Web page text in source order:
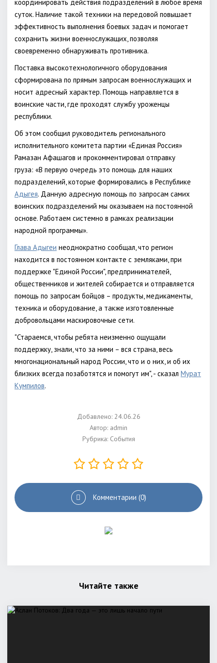
Добавлено: 24.06.26
Автор: admin
Рубрика: События
Комментарии (0)
координировать действия подразделений в любое время
суток. Наличие такой техники на передовой повышает
эффективность выполнения боевых задач и помогает
сохранить жизни военнослужащих, позволяя
своевременно обнаруживать противника.
Поставка высокотехнологичного оборудования
сформирована по прямым запросам военнослужащих и
носит адресный характер. Помощь направляется в
воинские части, где проходят службу уроженцы
республики.
Об этом сообщил руководитель регионального
исполнительного комитета партии «Единая Россия»
Рамазан Афашагов и прокомментировал отправку
груза: «В первую очередь это помощь для наших
подразделений, которые формировались в Республике
Адыгея. Данную адресную помощь по запросам самих
воинских подразделений мы оказываем на постоянной
основе. Работаем системно в рамках реализации
народной программы».
Глава Адыгеи неоднократно сообщал, что регион
находится в постоянном контакте с земляками, при
поддержке "Единой России", предпринимателей,
общественников и жителей собирается и отправляется
помощь по запросам бойцов – продукты, медикаменты,
техника и оборудование, а также изготовленные
добровольцами маскировочные сети.
"Стараемся, чтобы ребята неизменно ощущали
поддержку, знали, что за ними – вся страна, весь
многонациональный народ России, что и о них, и об их
близких всегда позаботятся и помогут им", - сказал Мурат
Кумпилов.
Читайте также